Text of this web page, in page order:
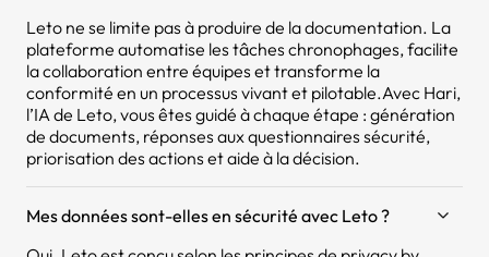
Leto ne se limite pas à produire de la documentation. La
plateforme automatise les tâches chronophages, facilite
la collaboration entre équipes et transforme la
conformité en un processus vivant et pilotable.Avec Hari,
l’IA de Leto, vous êtes guidé à chaque étape : génération
de documents, réponses aux questionnaires sécurité,
priorisation des actions et aide à la décision.
Mes données sont-elles en sécurité avec Leto ?